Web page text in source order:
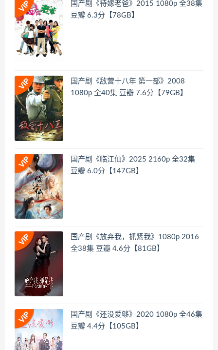
国产剧《待嫁老爸》2015 1080p 全38集
豆瓣 6.3分【78GB】
国产剧《敌营十八年 第一部》2008
1080p 全40集 豆瓣 7.6分【79GB】
国产剧《临江仙》2025 2160p 全32集
豆瓣 6.0分【147GB】
国产剧《放弃我，抓紧我》1080p 2016
全38集 豆瓣 4.6分【81GB】
国产剧《还没爱够》2020 1080p 全46集
豆瓣 4.4分【105GB】